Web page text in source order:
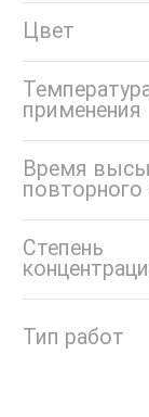
Цвет
применения
Время
повторного
Степень
Тип работ